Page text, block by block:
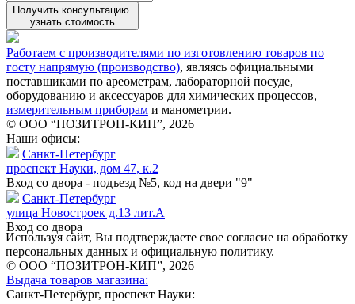
Получить консультацию
узнать стоимость
Работаем с производителями по изготовлению товаров по
госту напрямую (производство), являясь официальными
поставщиками по ареометрам, лабораторной посуде,
оборудованию и аксессуаров для химических процессов,
измерительным приборам и манометрии.
© ООО “ПОЗИТРОН-КИП”, 2026
Наши офисы:
Санкт-Петербург
проспект Науки, дом 47, к.2
Вход со двора - подъезд №5, код на двери "9"
Санкт-Петербург
улица Новостроек д.13 лит.А
Вход со двора
Используя сайт, Вы подтверждаете свое согласие на обработку
персональных данных и официальную политику.
© ООО “ПОЗИТРОН-КИП”, 2026
Выдача товаров магазина:
Санкт-Петербург, проспект Науки: